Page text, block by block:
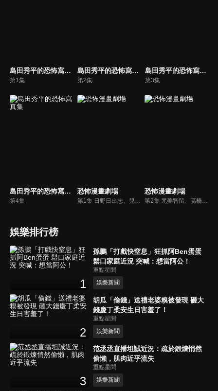
島田秀平的恐怖寫真集
第1集
島田秀平的恐怖寫真集
第2集
島田秀平的恐怖寫真集
第3集
島田秀平的恐怖寫真集
第4集
恐怖漫畫劇場
第1集 日野日出志、兒嶋都、伊藤潤二
恐怖漫畫劇場
第2集 咒美智留、高橋葉介、千之刃
娛樂排行榜
1
孫鵬「打戲快窒息」狂抓阿Ben蛋蛋
鬆口家庭近況 突喊：想當阿公！
重點星聞
娛樂新聞
2
胡瓜「偷錢」送禮老婆糗被發現 砸大
錢慶丁柔安生日害羞了！
重點星聞
娛樂新聞
3
范丞丞直播坦誠近況：疏於鍛煉悄然
偷懶，肌肉近乎流失
重點星聞
娛樂新聞